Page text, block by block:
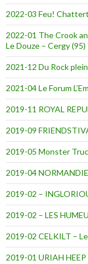
2022-03 Feu!
2022-01 The Crook
Le Douze – Cergy (95)
2021-12 Du Rock
2021-04 Le Forum
2019-11 ROYAL
2019-09
2019-05 Monster
2019-04
2019-02 –
2019-02 – LES
2019-02 CELKILT –
2019-01 URIAH HEEP